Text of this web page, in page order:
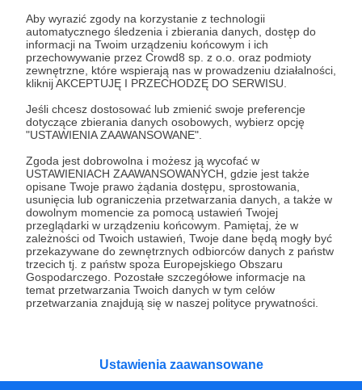
Aby wyrazić zgody na korzystanie z technologii
automatycznego śledzenia i zbierania danych, dostęp do
informacji na Twoim urządzeniu końcowym i ich
przechowywanie przez Crowd8 sp. z o.o. oraz podmioty
zewnętrzne, które wspierają nas w prowadzeniu działalności,
kliknij AKCEPTUJĘ I PRZECHODZĘ DO SERWISU.
Jeśli chcesz dostosować lub zmienić swoje preferencje
dotyczące zbierania danych osobowych, wybierz opcję
"USTAWIENIA ZAAWANSOWANE".
Zgoda jest dobrowolna i możesz ją wycofać w
USTAWIENIACH ZAAWANSOWANYCH, gdzie jest także
opisane Twoje prawo żądania dostępu, sprostowania,
usunięcia lub ograniczenia przetwarzania danych, a także w
dowolnym momencie za pomocą ustawień Twojej
przeglądarki w urządzeniu końcowym. Pamiętaj, że w
zależności od Twoich ustawień, Twoje dane będą mogły być
przekazywane do zewnętrznych odbiorców danych z państw
trzecich tj. z państw spoza Europejskiego Obszaru
Gospodarczego. Pozostałe szczegółowe informacje na
temat przetwarzania Twoich danych w tym celów
przetwarzania znajdują się w naszej polityce prywatności.
Ustawienia zaawansowane
* Zapoznałem się i akceptujęRegulaminserwisu oraz
* Wyrażam zgodę na przetwarzanie moich danych
osobowych podanych w formularzu rejestracyjnym w celu
prawidłowego świadczenia usług serwisu Patronite.
Wyrażam zgodę na otrzymywanie drogą elektroniczną
informacji handlowych - newslettera. Opcja ta może zostać
zmieniona w ustawieniach konta.